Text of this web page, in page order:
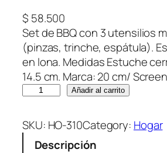
$ 58.500
Set de BBQ con 3 utensilios
(pinzas, trinche, espátula).
en lona. Medidas Estuche
14.5 cm. Marca: 20 cm/ Screen
t
B
Añadir al carrito
SKU: HO-310Category: Hogar
Descripción